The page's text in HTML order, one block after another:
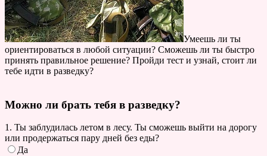
Умеешь ли ты
ориентироваться в любой ситуации? Сможешь ли ты быстро
принять правильное решение? Пройди тест и узнай, стоит ли
тебе идти в разведку?
Можно ли брать тебя в разведку?
1. Ты заблудилась летом в лесу. Ты сможешь выйти на дорогу
или продержаться пару дней без еды?
Да